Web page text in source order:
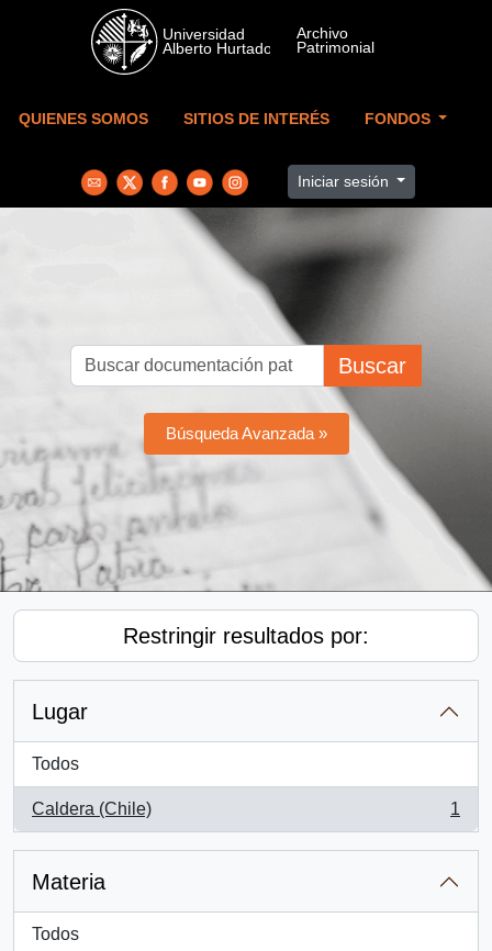
Skip to main content
QUIENES SOMOS SITIOS DE INTERÉS FONDOS
Iniciar sesión
Buscar
Búsqueda Avanzada »
Restringir resultados por:
Lugar
Todos
Caldera (Chile)
, 1 resultados
1
Materia
Todos